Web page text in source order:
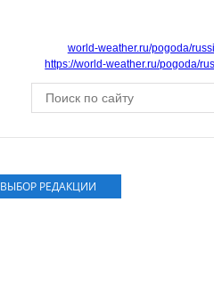
world-weather.ru/pogoda/
https://world-weather.ru/pogoda/
ВЫБОР РЕДАКЦИИ